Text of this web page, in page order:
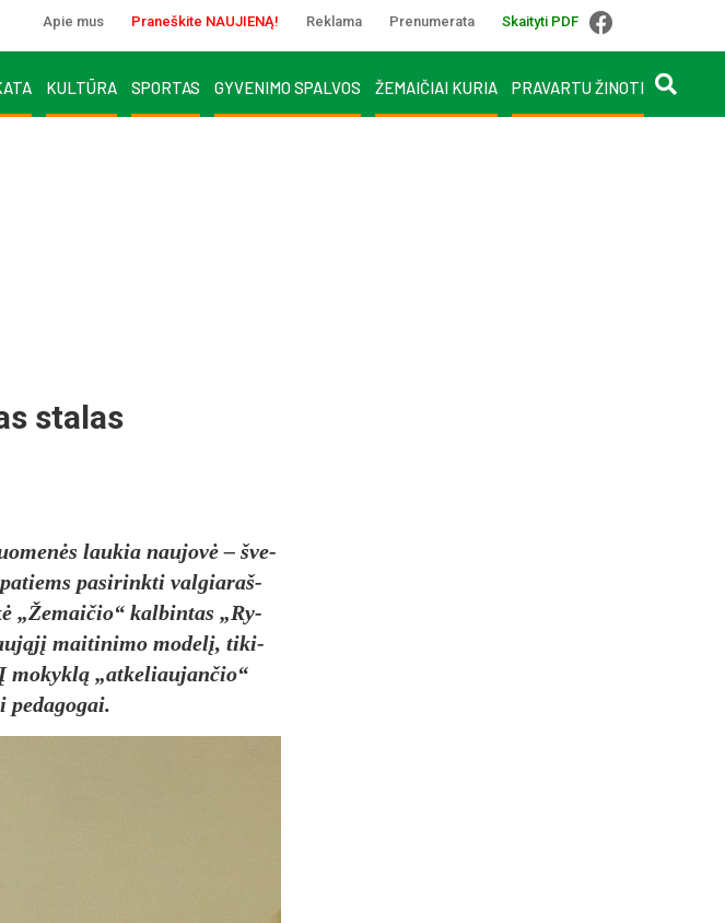
Apie mus Praneškite NAUJIENĄ! Reklama Prenumerata Skaityti PDF
KULTŪRA SPORTAS GYVENIMO SPALVOS ŽEMAIČIAI KURIA PRAVARTU ŽINOTI
stalas
lau­kia nau­jovė – šve­
pa­si­rink­ti val­gia­raš­
„Že­mai­čio“ kal­bin­tas „Ry­
mai­ti­ni­mo mo­delį, ti­ki­
mo­kyklą „at­ke­liau­jan­čio“